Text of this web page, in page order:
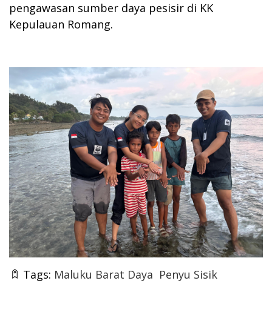
pengawasan sumber daya pesisir di KK
Kepulauan Romang.
Tags: Maluku Barat Daya Penyu Sisik